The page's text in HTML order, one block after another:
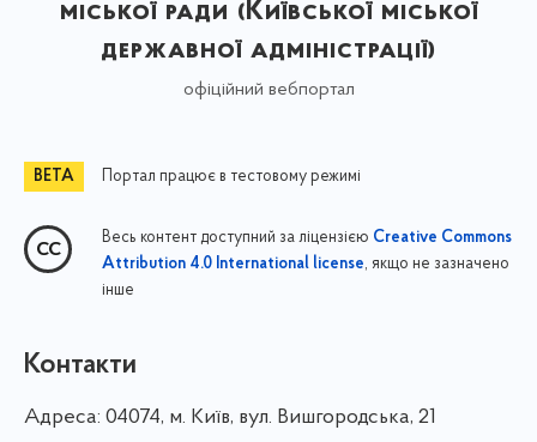
міської ради (Київської міської
державної адміністрації)
офіційний вебпортал
Портал працює в тестовому режимі
Весь контент доступний за ліцензією Creative Commons
Attribution 4.0 International license, якщо не зазначено
інше
Контакти
Адреса: 04074, м. Київ, вул. Вишгородська, 21